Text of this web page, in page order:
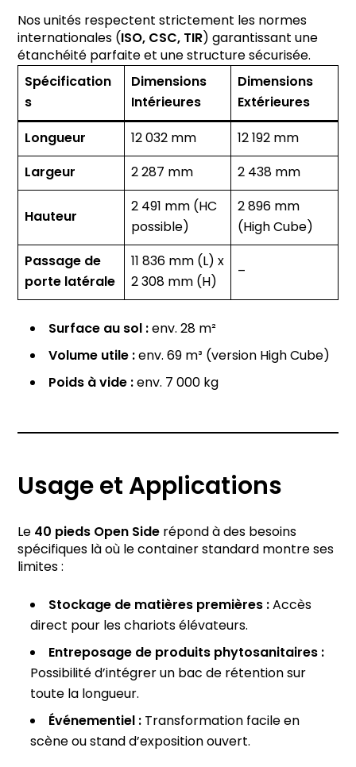
Nos unités respectent strictement les normes
internationales (ISO, CSC, TIR) garantissant une
étanchéité parfaite et une structure sécurisée.
Spécification
s
Dimensions
Intérieures
Dimensions
Extérieures
Longueur
12 032 mm
12 192 mm
Largeur
2 287 mm 2 438 mm
Hauteur
2 491 mm (HC
possible)
2 896 mm
(High Cube)
Passage de
porte latérale
11 836 mm (L) x
2 308 mm (H)
–
Surface au sol :env. 28 m²
Volume utile :env. 69 m³ (version High Cube)
Poids à vide :env. 7 000 kg
Usage et Applications
Le40 pieds Open Siderépond à des besoins
spécifiques là où le container standard montre ses
limites :
Stockage de matières premières :Accès
direct pour les chariots élévateurs.
Entreposage de produits phytosanitaires :
Possibilité d’intégrer un bac de rétention sur
toute la longueur.
Événementiel :Transformation facile en
scène ou stand d’exposition ouvert.